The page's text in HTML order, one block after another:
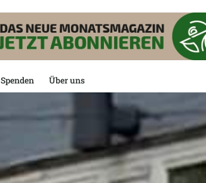
Spenden Über uns